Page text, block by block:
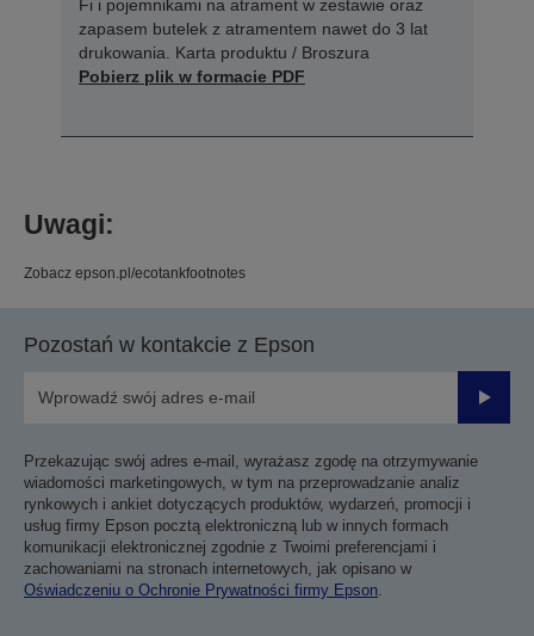
Fi i pojemnikami na atrament w zestawie oraz
zapasem butelek z atramentem nawet do 3 lat
drukowania. Karta produktu / Broszura
Pobierz plik w formacie PDF
Uwagi:
Zobacz epson.pl/ecotankfootnotes
Pozostań w kontakcie z Epson
Przekazując swój adres e-mail, wyrażasz zgodę na otrzymywanie
wiadomości marketingowych, w tym na przeprowadzanie analiz
rynkowych i ankiet dotyczących produktów, wydarzeń, promocji i
usług firmy Epson pocztą elektroniczną lub w innych formach
komunikacji elektronicznej zgodnie z Twoimi preferencjami i
zachowaniami na stronach internetowych, jak opisano w
Oświadczeniu o Ochronie Prywatności firmy Epson